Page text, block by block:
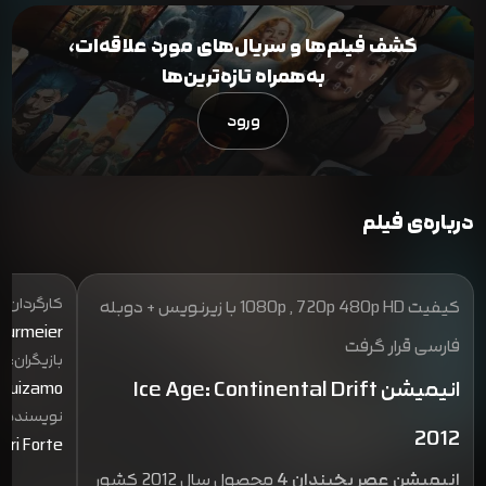
کشف فیلم‌ها و سریال‌های مورد علاقه‌ات،
به‌همراه تازه‌ترین‌ها
ورود
درباره‌ی فیلم
کیفیت 1080p , 720p 480p HD با زیرنویس + دوبله
فارسی قرار گرفت
انیمیشن Ice Age: Continental Drift
2012
انیمیشن عصر یخبندان 4
محصول سال 2012 کشور
کارگردان:
بازیگران:
نویسنده:
Forte